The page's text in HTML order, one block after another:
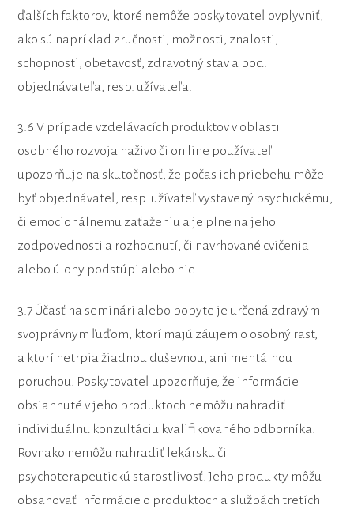
ďalších faktorov, ktoré nemôže poskytovateľ ovplyvniť,
ako sú napríklad zručnosti, možnosti, znalosti,
schopnosti, obetavosť, zdravotný stav a pod.
objednávateľa, resp. užívateľa.
3.6 V prípade vzdelávacích produktov v oblasti
osobného rozvoja naživo či on line používateľ
upozorňuje na skutočnosť, že počas ich priebehu môže
byť objednávateľ, resp. užívateľ vystavený psychickému,
či emocionálnemu zaťaženiu a je plne na jeho
zodpovednosti a rozhodnutí, či navrhované cvičenia
alebo úlohy podstúpi alebo nie.
3.7 Účasť na seminári alebo pobyte je určená zdravým
svojprávnym ľuďom, ktorí majú záujem o osobný rast,
a ktorí netrpia žiadnou duševnou, ani mentálnou
poruchou. Poskytovateľ upozorňuje, že informácie
obsiahnuté v jeho produktoch nemôžu nahradiť
individuálnu konzultáciu kvalifikovaného odborníka.
Rovnako nemôžu nahradiť lekársku či
psychoterapeutickú starostlivosť. Jeho produkty môžu
obsahovať informácie o produktoch a službách tretích